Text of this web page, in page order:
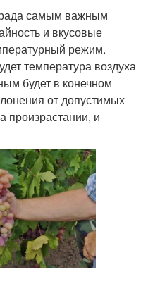
самым важным
и вкусовые
режим.
температура воздуха
будет в конечном
от допустимых
произрастании, и